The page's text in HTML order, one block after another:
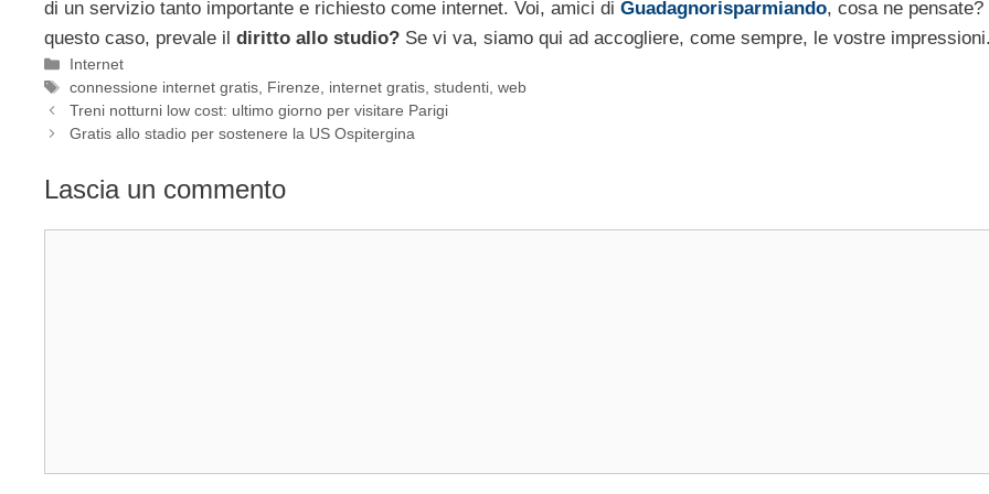
di un servizio tanto importante e richiesto come internet. Voi, amici di Guadagnorisparmiando, cosa ne pensate?
questo caso, prevale il diritto allo studio? Se vi va, siamo qui ad accogliere, come sempre, le vostre
Categorie
Internet
Tag
connessione internet gratis, Firenze, internet gratis,studenti,web
Treni notturni low cost: ultimo giorno per visitare Parigi
Gratis allo stadio per sostenere la US Ospitergina
Lascia un commento